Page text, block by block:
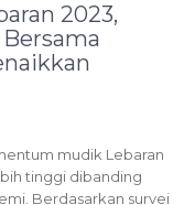
2023,
mudik Lebaran
tinggi dibanding
Berdasarkan survei